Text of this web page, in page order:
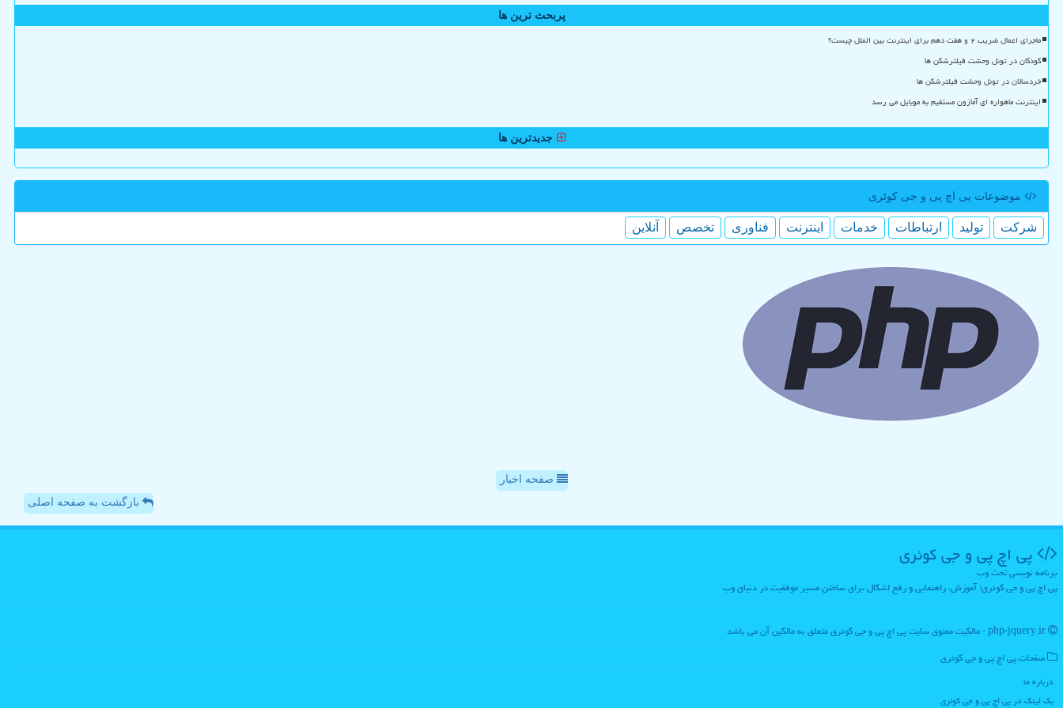
پربحث ترین ها
ماجرای اعمال ضریب ۲ و هفت دهم برای اینترنت بین الملل چیست؟
کودکان در تونل وحشت فیلترشکن ها
خردسالان در تونل وحشت فیلترشکن ها
اینترنت ماهواره ای آمازون مستقیم به موبایل می رسد
جدیدترین ها
موضوعات پی اچ پی و جی كوئری
شركت تولید ارتباطات خدمات اینترنت فناوری تخصص آنلاین
صفحه اخبار
بازگشت به صفحه اصلی
پی اچ پی و جی كوئری
برنامه نویسی تحت وب
پی اچ پی و جی کوئری؛ آموزش، راهنمایی و رفع اشکال برای ساختن مسیر موفقیت در دنیای وب
صفحات پی اچ پی و جی كوئری
درباره ما
بک لینک در پی اچ پی و جی كوئری